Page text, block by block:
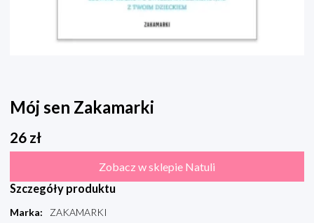
Mój sen Zakamarki
26 zł
Zobacz w sklepie Natuli
Szczegóły produktu
Marka:
ZAKAMARKI